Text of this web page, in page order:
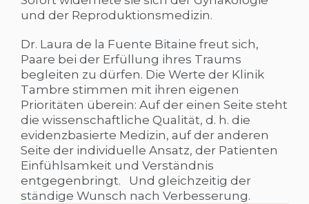
und der Reproduktionsmedizin.
Dr. Laura de la Fuente Bitaine freut sich,
Paare bei der Erfüllung ihres Traums
begleiten zu dürfen. Die Werte der Klinik
Tambre stimmen mit ihren eigenen
Prioritäten überein: Auf der einen Seite steht
die wissenschaftliche Qualität, d. h. die
evidenzbasierte Medizin, auf der anderen
Seite der individuelle Ansatz, der Patienten
Einfühlsamkeit und Verständnis
entgegenbringt. Und gleichzeitig der
ständige Wunsch nach Verbesserung.